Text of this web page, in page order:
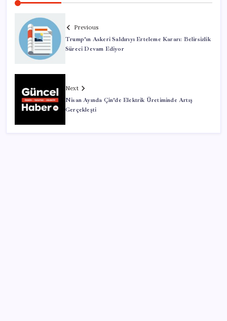
Previous
Trump’ın Askeri Saldırıyı Erteleme Kararı: Belirsizlik
Süreci Devam Ediyor
Next
Nisan Ayında Çin’de Elektrik Üretiminde Artış
Gerçekleşti